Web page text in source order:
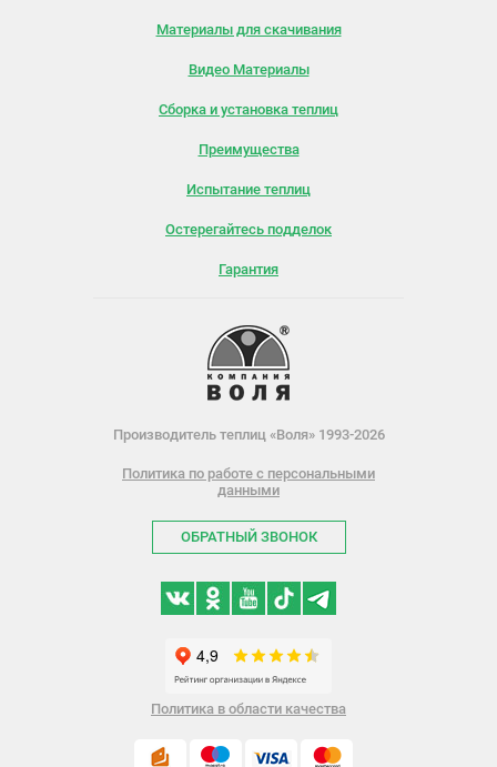
Материалы для скачивания
Видео Материалы
Сборка и установка теплиц
Преимущества
Испытание теплиц
Остерегайтесь подделок
Гарантия
Производитель теплиц «Воля» 1993-2026
Политика по работе с персональными
данными
ОБРАТНЫЙ ЗВОНОК
Политика в области качества